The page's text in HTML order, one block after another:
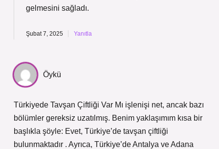
gelmesini sağladı.
Şubat 7, 2025 Yanıtla
Öykü
Türkiyede Tavşan Çiftliği Var Mı işlenişi net, ancak bazı
bölümler gereksiz uzatılmış. Benim yaklaşımım kısa bir
başlıkla şöyle: Evet, Türkiye’de tavşan çiftliği
bulunmaktadır . Ayrıca, Türkiye’de Antalya ve Adana